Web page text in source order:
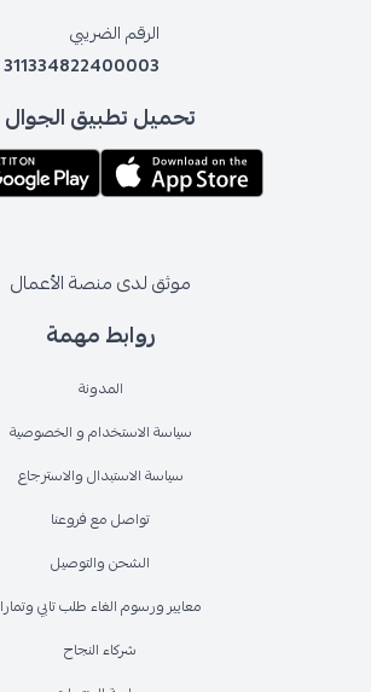
روابط مهمة
المدونة
سياسة الاستخدام و الخصوصية
سياسة الاستبدال والاسترجاع
تواصل مع فروعنا
الشحن والتوصيل
معايير ورسوم الغاء طلب تابي وتمارا
شركاء النجاح
الرقم الضريبي
311334822400003
تحميل تطبيق الجوال
موثق لدى منصة الأعمال